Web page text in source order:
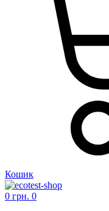
Кошик
0 грн. 0